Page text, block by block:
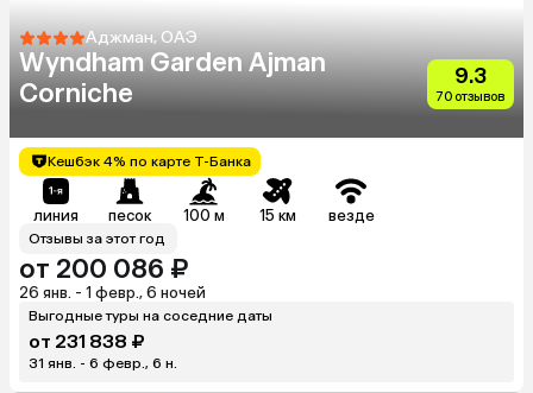
Аджман, ОАЭ
Wyndham Garden Ajman
Corniche
9.3
70 отзывов
Кешбэк 4% по карте Т-Банка
линия песок 100 м 15 км везде
Отзывы за этот год
от 200 086 ₽
26 янв. - 1 февр., 6 ночей
Выгодные туры на соседние даты
от 231 838 ₽
31 янв. - 6 февр., 6 н.